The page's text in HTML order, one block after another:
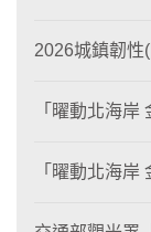
2026城鎮韌性
「曜動北海岸 金
「曜動北海